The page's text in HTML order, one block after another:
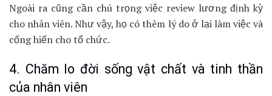
Ngoài ra cũng cần chú trọng việc review lương định kỳ
cho nhân viên. Như vậy, họ có thêm lý do ở lại làm việc và
cống hiến cho tổ chức.
4. Chăm lo đời sống vật chất và tinh thần
của nhân viên